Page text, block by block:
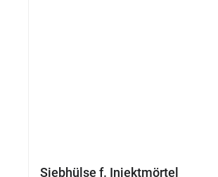
Siebhülse f. Injektmörtel